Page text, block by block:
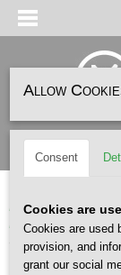
Log in Register
Home>
Leroy Backpack
Allow
Consent
Cookies are
Cookies are used
provision, and
grant our social